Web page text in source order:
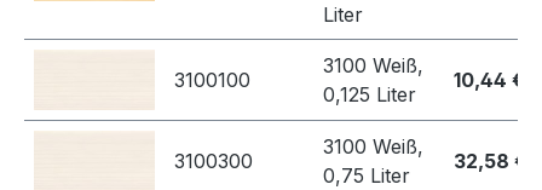
Liter
3100100
3100 Weiß,
0,125 Liter
10,44 €
3100300
3100 Weiß,
0,75 Liter
32,58 €